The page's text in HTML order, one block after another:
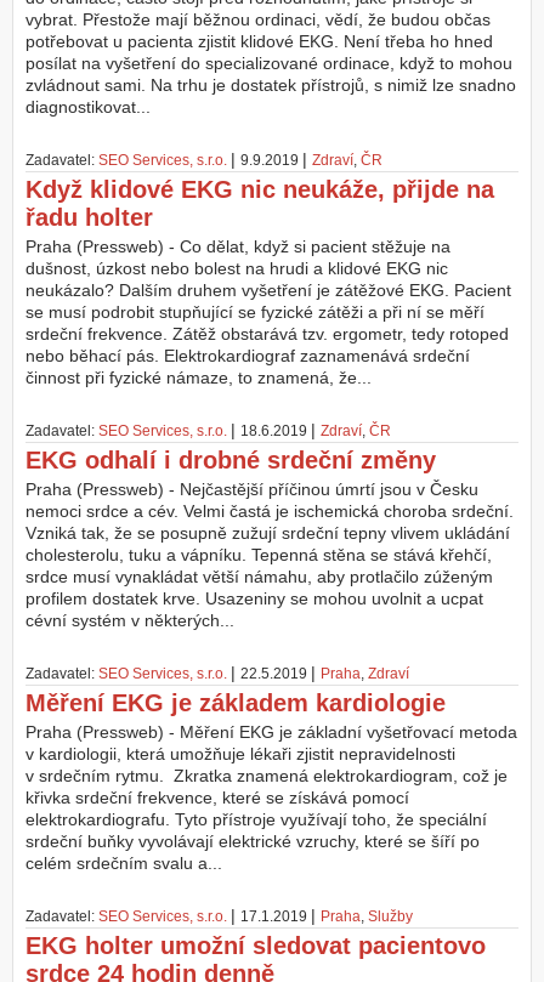
vybrat. Přestože mají běžnou ordinaci, vědí, že budou občas
potřebovat u pacienta zjistit klidové EKG. Není třeba ho hned
posílat na vyšetření do specializované ordinace, když to mohou
zvládnout sami. Na trhu je dostatek přístrojů, s nimiž lze snadno
diagnostikovat...
Zadavatel: SEO Services, s.r.o. | 9.9.2019 | Zdraví, ČR
Když klidové EKG nic neukáže, přijde na
řadu holter
Praha (Pressweb) - Co dělat, když si pacient stěžuje na
dušnost, úzkost nebo bolest na hrudi a klidové EKG nic
neukázalo? Dalším druhem vyšetření je zátěžové EKG. Pacient
se musí podrobit stupňující se fyzické zátěži a při ní se měří
srdeční frekvence. Zátěž obstarává tzv. ergometr, tedy rotoped
nebo běhací pás. Elektrokardiograf zaznamenává srdeční
činnost při fyzické námaze, to znamená, že...
Zadavatel: SEO Services, s.r.o. | 18.6.2019 | Zdraví, ČR
EKG odhalí i drobné srdeční změny
Praha (Pressweb) - Nejčastější příčinou úmrtí jsou v Česku
nemoci srdce a cév. Velmi častá je ischemická choroba srdeční.
Vzniká tak, že se posupně zužují srdeční tepny vlivem ukládání
cholesterolu, tuku a vápníku. Tepenná stěna se stává křehčí,
srdce musí vynakládat větší námahu, aby protlačilo zúženým
profilem dostatek krve. Usazeniny se mohou uvolnit a ucpat
cévní systém v některých...
Zadavatel: SEO Services, s.r.o. | 22.5.2019 | Praha, Zdraví
Měření EKG je základem kardiologie
Praha (Pressweb) - Měření EKG je základní vyšetřovací metoda
v kardiologii, která umožňuje lékaři zjistit nepravidelnosti
v srdečním rytmu. Zkratka znamená elektrokardiogram, což je
křivka srdeční frekvence, které se získává pomocí
elektrokardiografu. Tyto přístroje využívají toho, že speciální
srdeční buňky vyvolávají elektrické vzruchy, které se šíří po
celém srdečním svalu a...
Zadavatel: SEO Services, s.r.o. | 17.1.2019 | Praha, Služby
EKG holter umožní sledovat pacientovo
srdce 24 hodin denně